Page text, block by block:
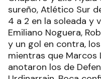
sureño, Atlético Sur
4 a 2 en la soleada y
Emiliano Noguera,
y un gol en contra,
mientras que Marcos
anotaron los de